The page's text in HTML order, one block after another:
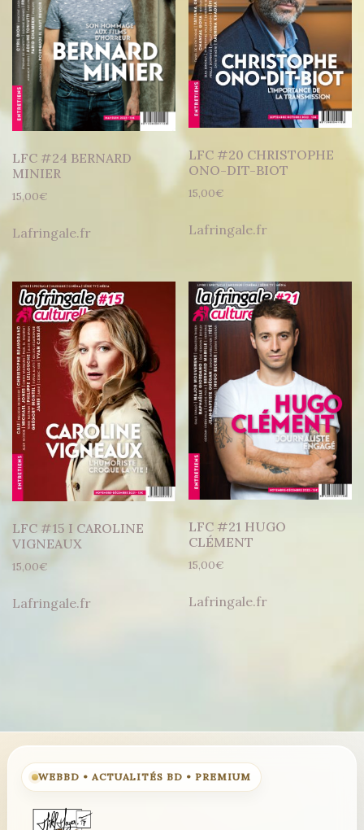
LFC #24 BERNARD
MINIER
15,00€
Lafringale.fr
LFC #20 CHRISTOPHE
ONO-DIT-BIOT
15,00€
Lafringale.fr
LFC #15 I CAROLINE
VIGNEAUX
15,00€
Lafringale.fr
LFC #21 HUGO
CLÉMENT
15,00€
Lafringale.fr
WEBBD • ACTUALITÉS BD • PREMIUM